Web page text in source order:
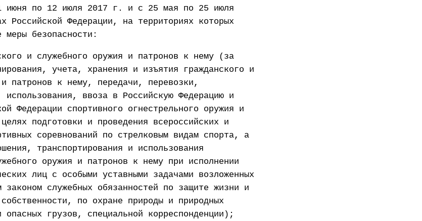
июня по 12 июля 2017 г. и с 25 мая по 25 июля
Российской Федерации, на территориях которых
меры безопасности:
и служебного оружия и патронов к нему (за
учета, хранения и изъятия гражданского и
и патронов к нему, передачи, перевозки,
использования, ввоза в Российскую Федерацию и
Федерации спортивного огнестрельного оружия и
подготовки и проведения всероссийских и
соревнований по стрелковым видам спорта, а
транспортирования и использования
оружия и патронов к нему при исполнении
лиц с особыми уставными задачами возложенных
законом служебных обязанностей по защите жизни и
по охране природы и природных
грузов, специальной корреспонденции);